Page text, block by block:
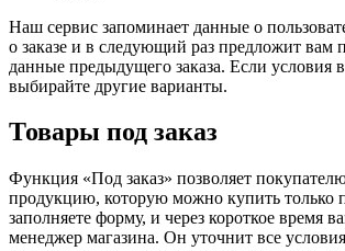
Наш сервис запоминает данные о
о заказе и в следующий раз предложит вам
данные предыдущего заказа. Если условия
выбирайте другие варианты.
Товары под заказ
Функция «Под заказ» позволяет покупателю
продукцию, которую можно купить только
заполняете форму, и через короткое время
менеджер магазина. Он уточнит все условия